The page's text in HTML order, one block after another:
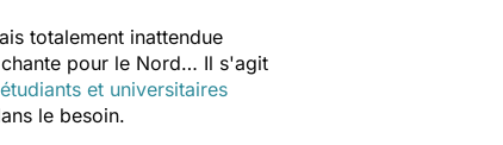
totalement inattendue
pour le Nord… Il s'agit
et universitaires
le besoin.